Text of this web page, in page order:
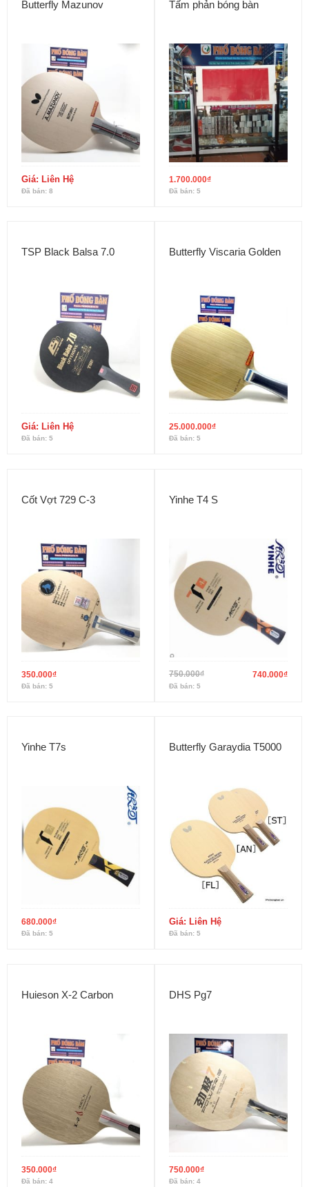
Butterfly Mazunov
Giá: Liên Hệ
Đã bán: 8
Tấm phản bóng bàn
1.700.000₫
Đã bán: 5
TSP Black Balsa 7.0
Giá: Liên Hệ
Đã bán: 5
Butterfly Viscaria Golden
25.000.000₫
Đã bán: 5
Cốt Vợt 729 C-3
350.000₫
Đã bán: 5
Yinhe T4 S
750.000₫ 740.000₫
Đã bán: 5
Yinhe T7s
680.000₫
Đã bán: 5
Butterfly Garaydia T5000
Giá: Liên Hệ
Đã bán: 5
Huieson X-2 Carbon
350.000₫
Đã bán: 4
DHS Pg7
750.000₫
Đã bán: 4